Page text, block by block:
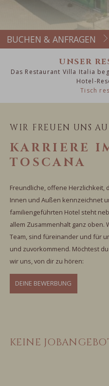
BUCHEN & ANFRAGEN
UNSER
Das Restaurant Villa Italia
Hotel-
Tisch
WIR FREUEN UNS
KARRIERE
TOSCANA
Freundliche, offene Herzlichkeit,
Innen und Außen kennzeichnet
familiengeführten Hotel steht
allem Zusammenhalt ganz
Team, sind füreinander und für
und zuvorkommend. Möchtest
wir uns, von dir zu hören:
DEINE BEWERBUNG
KEINE